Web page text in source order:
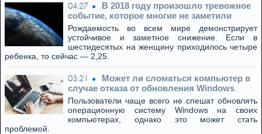
04:27
В 2018 году произошло тревожное
событие, которое многие не заметили
Рождаемость во всем мире демонстрирует
устойчивое и заметное снижение. Если в
шестидесятых на женщину приходилось четыре
ребенка, то сейчас — 2,25.
03:21
Может ли сломаться компьютер в
случае отказа от обновления Windows
Пользователи чаще всего не спешат обновлять
операционную систему Windows на своих
компьютерах, однако это может стать
проблемой.